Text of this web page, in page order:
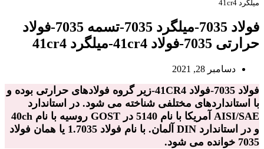
میلگرد 41cr4
فولاد 7035-میلگرد 7035-تسمه 7035-فولاد
حرارتی 7035-فولاد 41cr4-میلگرد 41cr4
دسامبر 28, 2021
فولاد 7035-فولاد 41CR4-زیر گروه فولادهای حرارتی بوده و
با استانداردهای مختلفی شناخته می شود. در استاندارد
AISI/SAE آمریکا با نام 5140 در GOST روسیه با نام 40ch
و در استاندارد DIN آلمان. با نام فولاد 1.7035 یا همان فولاد
7035 خوانده می شود.